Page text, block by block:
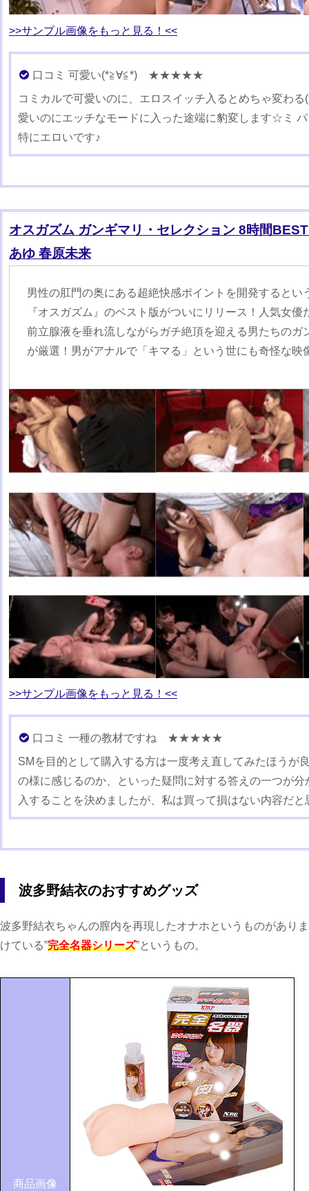
>>サンプル画像をもっと見る！<<
口コミ 可愛い(*≧∀≦*) ★★★★★
コミカルで可愛いのに、エロスイッチ入るとめちゃ変わ
愛いのにエッチなモードに入った途端に豹変します☆ミ
特にエロいです♪
オスガズム ガンギマリ・セレクション 8時間
あゆ 春原未来
男性の肛門の奥にある超絶快感ポイントを開発するとい
『オスガズム』のベスト版がついにリリース！人気女
前立腺液を垂れ流しながらガチ絶頂を迎える男たちのガ
が厳選！男がアナルで「キマる」という世にも奇怪な映
>>サンプル画像をもっと見る！<<
口コミ 一種の教材ですね ★★★★★
SMを目的として購入する方は一度考え直してみたほうが
の様に感じるのか、といった疑問に対する答えの一つが
入することを決めましたが、私は買って損はない内容だと
波多野結衣のおすすめグッズ
波多野結衣ちゃんの膣内を再現したオナホというものがあり
けている”完全名器シリーズ”というもの。
商品画像